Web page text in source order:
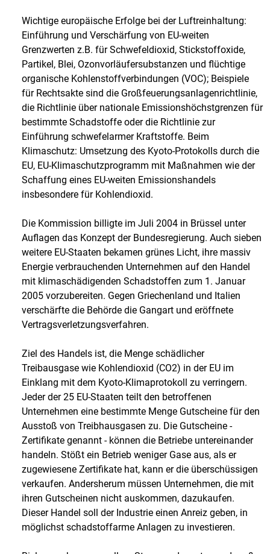
Wichtige europäische Erfolge bei der Luftreinhaltung:
Einführung und Verschärfung von EU-weiten
Grenzwerten z.B. für Schwefeldioxid, Stickstoffoxide,
Partikel, Blei, Ozonvorläufersubstanzen und flüchtige
organische Kohlenstoffverbindungen (VOC); Beispiele
für Rechtsakte sind die Großfeuerungsanlagenrichtlinie,
die Richtlinie über nationale Emissionshöchstgrenzen für
bestimmte Schadstoffe oder die Richtlinie zur
Einführung schwefelarmer Kraftstoffe. Beim
Klimaschutz: Umsetzung des Kyoto-Protokolls durch die
EU, EU-Klimaschutzprogramm mit Maßnahmen wie der
Schaffung eines EU-weiten Emissionshandels
insbesondere für Kohlendioxid.
Die Kommission billigte im Juli 2004 in Brüssel unter
Auflagen das Konzept der Bundesregierung. Auch sieben
weitere EU-Staaten bekamen grünes Licht, ihre massiv
Energie verbrauchenden Unternehmen auf den Handel
mit klimaschädigenden Schadstoffen zum 1. Januar
2005 vorzubereiten. Gegen Griechenland und Italien
verschärfte die Behörde die Gangart und eröffnete
Vertragsverletzungsverfahren.
Ziel des Handels ist, die Menge schädlicher
Treibausgase wie Kohlendioxid (CO2) in der EU im
Einklang mit dem Kyoto-Klimaprotokoll zu verringern.
Jeder der 25 EU-Staaten teilt den betroffenen
Unternehmen eine bestimmte Menge Gutscheine für den
Ausstoß von Treibhausgasen zu. Die Gutscheine -
Zertifikate genannt - können die Betriebe untereinander
handeln. Stößt ein Betrieb weniger Gase aus, als er
zugewiesene Zertifikate hat, kann er die überschüssigen
verkaufen. Andersherum müssen Unternehmen, die mit
ihren Gutscheinen nicht auskommen, dazukaufen.
Dieser Handel soll der Industrie einen Anreiz geben, in
möglichst schadstoffarme Anlagen zu investieren.